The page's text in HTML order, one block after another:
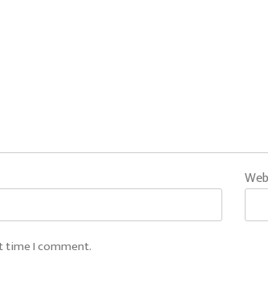
time I comment.